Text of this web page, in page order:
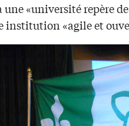
une «université repère
institution «agile et